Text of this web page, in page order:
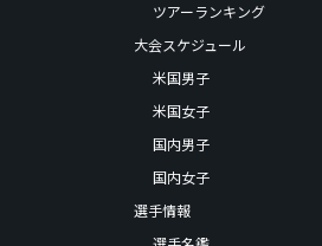
ツアーランキング
大会スケジュール
米国男子
米国女子
国内男子
国内女子
選手情報